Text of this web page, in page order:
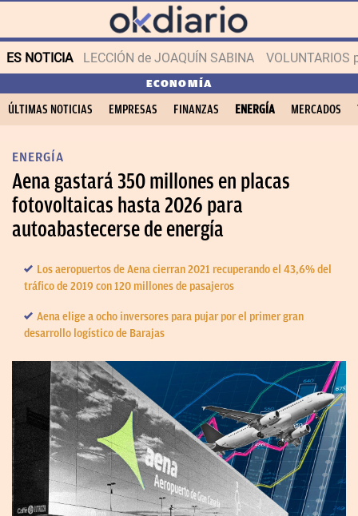
ES NOTICIA LECCIÓN de JOAQUÍN SABINA VOLUNTARIOS
ECONOMÍA
ÚLTIMAS NOTICIAS EMPRESAS FINANZAS ENERGÍA MERCADOS
ENERGÍA
Aena gastará 350 millones en placas
fotovoltaicas hasta 2026 para
autoabastecerse de energía
Los aeropuertos de Aena cierran 2021 recuperando el 43,6% del
tráfico de 2019 con 120 millones de pasajeros
Aena elige a ocho inversores para pujar por el primer gran
desarrollo logístico de Barajas